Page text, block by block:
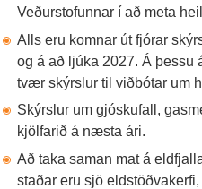
Veðurstofunnar í að meta
Alls eru komnar út fjórar
og á að ljúka 2027. Á þessu
tvær skýrslur til viðbótar um
Skýrslur um gjóskufall,
kjölfarið á næsta ári.
Að taka saman mat á
staðar eru sjö